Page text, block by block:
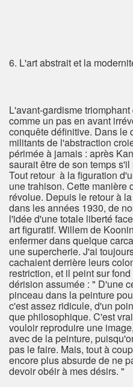
6. L'art abstrait et la
L'avant-gardisme
comme un pas en avant
conquête définitive. Dans le
militants de l'abstraction
périmée à jamais : après
saurait être de son temps
Tout retour à la figuration
une trahison. Cette manière
révolue. Depuis le retour à
dans les années 1930, de
l'idée d'une totale liberté
art figuratif. Willem de
enfermer dans quelque
une supercherie. J'ai
cachaient derrière leurs
restriction, et il peint sur
dérision assumée : " D'une
pinceau dans la peinture
c'est assez ridicule, d'un
que philosophique. C'est
vouloir reproduire une
avec de la peinture,
pas le faire. Mais, tout à
encore plus absurde de ne
devoir obéir à mes désirs. "